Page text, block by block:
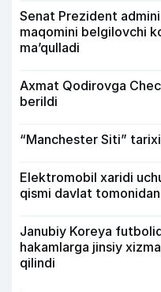
Senat Prezident
maqomini belgilovchi
ma’qulladi
Axmat Qodirovga
berildi
“Manchester Siti”
Elektromobil xaridi
qismi davlat
Janubiy Koreya
hakamlarga jinsiy
qilindi